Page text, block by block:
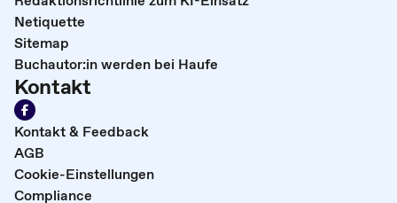
Netiquette
Sitemap
Buchautor:in werden bei Haufe
Kontakt
Kontakt & Feedback
AGB
Cookie-Einstellungen
Compliance